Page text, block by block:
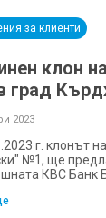
за клиенти
клон
град
2023
г. клонът
№1, ще
КВС Банк